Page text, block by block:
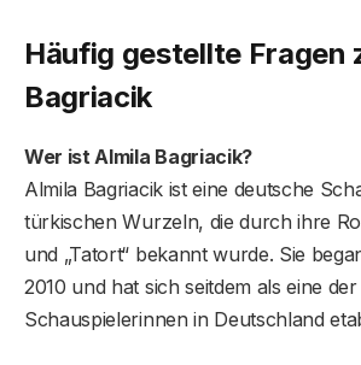
Häufig gestellte Fragen
Bagriacik
Wer ist Almila Bagriacik?
Almila Bagriacik ist eine deutsche
türkischen Wurzeln, die durch ihre
und „Tatort“ bekannt wurde. Sie
2010 und hat sich seitdem als eine der
Schauspielerinnen in Deutschland